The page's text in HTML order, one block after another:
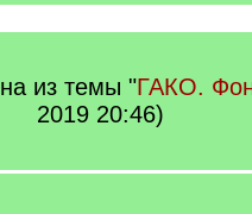
из темы "ГАКО.
2019 20:46)